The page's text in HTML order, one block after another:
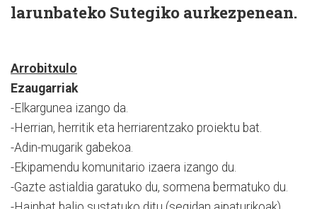
larunbateko Sutegiko aurkezpenean.
Arrobitxulo
Ezaugarriak
-Elkargunea izango da.
-Herrian, herritik eta herriarentzako proiektu bat.
-Adin-mugarik gabekoa.
-Ekipamendu komunitario izaera izango du.
-Gazte astialdia garatuko du, sormena bermatuko du.